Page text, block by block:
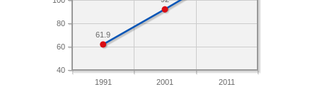
1991 2001 2011
40
60
80
61.9